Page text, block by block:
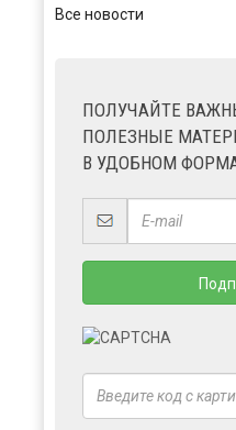
Все новости
ПОЛУЧАЙТЕ
ПОЛЕЗНЫЕ
В УДОБНОМ